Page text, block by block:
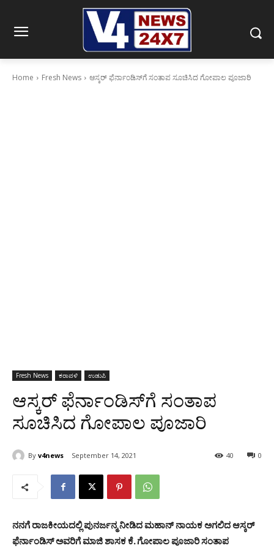
Home Fresh News ಆಸ್ಕರ್ ಫೆರ್ನಾಂಡಿಸ್‌ಗೆ ಸಂತಾಪ ಸೂಚಿಸಿದ ಗೋಪಾಲ ಪೂಜಾರಿ
Fresh News ಕರಾವಳಿ ಉಡುಪಿ
ಆಸ್ಕರ್ ಫೆರ್ನಾಂಡಿಸ್‌ಗೆ ಸಂತಾಪ
ಸೂಚಿಸಿದ ಗೋಪಾಲ ಪೂಜಾರಿ
By v4news September 14, 2021 0
40
ನನಗೆ ರಾಜಕೀಯದಲ್ಲಿ ಪುನರ್ಜನ್ಮ ನೀಡಿದ ಮಹಾನ್ ನಾಯಕ ಅಗಲಿದ ಆಸ್ಕರ್
ಫೆರ್ನಾಂಡಿಸ್ ಅವರಿಗೆ ಮಾಜಿ ಶಾಸಕ ಕೆ. ಗೋಪಾಲ ಪೂಜಾರಿ ಸಂತಾಪ